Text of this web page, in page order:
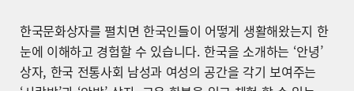
한국문화상자를 펼치면 한국인들이 어떻게 생활해왔는지 한
눈에 이해하고 경험할 수 있습니다. 한국을 소개하는 ‘안녕’
상자, 한국 전통사회 남성과 여성의 공간을 각기 보여주는